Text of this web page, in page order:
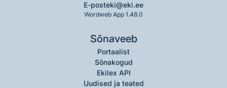
E-posteki@eki.ee
Wordweb App 1.48.0
Sõnaveeb
Portaalist
Sõnakogud
Ekilex API
Uudised ja teated